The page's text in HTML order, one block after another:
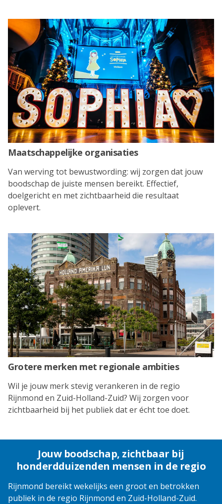
Maatschappelijke organisaties
Van werving tot bewustwording: wij zorgen dat jouw
boodschap de juiste mensen bereikt. Effectief,
doelgericht en met zichtbaarheid die resultaat
oplevert.
Grotere merken met regionale ambities
Wil je jouw merk stevig verankeren in de regio
Rijnmond en Zuid-Holland-Zuid? Wij zorgen voor
zichtbaarheid bij het publiek dat er écht toe doet.
Jouw boodschap, zichtbaar bij
honderdduizenden mensen in de regio
Rijnmond bereikt wekelijks een groot en betrokken
publiek in de regio Rijnmond en Zuid-Holland-Zuid.